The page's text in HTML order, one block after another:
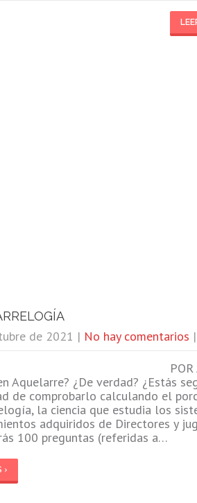
de 2021 | No hay comentarios
Aquelarre? ¿De verdad? ¿Estás
de comprobarlo calculando el
la ciencia que estudia los
adquiridos de Directores y
100 preguntas (referidas a…
›